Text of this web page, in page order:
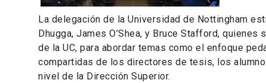
La delegación de la Universidad de Nottingham
Dhugga, James O’Shea, y Bruce Stafford,
de la UC, para abordar temas como el enfoque
compartidas de los directores de tesis, los
nivel de la Dirección Superior.